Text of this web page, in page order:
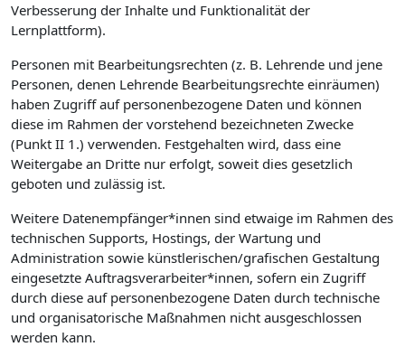
Verbesserung der Inhalte und Funktionalität der
Lernplattform).
Personen mit Bearbeitungsrechten (z. B. Lehrende und jene
Personen, denen Lehrende Bearbeitungsrechte einräumen)
haben Zugriff auf personenbezogene Daten und können
diese im Rahmen der vorstehend bezeichneten Zwecke
(Punkt II 1.) verwenden. Festgehalten wird, dass eine
Weitergabe an Dritte nur erfolgt, soweit dies gesetzlich
geboten und zulässig ist.
Weitere Datenempfänger*innen sind etwaige im Rahmen des
technischen Supports, Hostings, der Wartung und
Administration sowie künstlerischen/grafischen Gestaltung
eingesetzte Auftragsverarbeiter*innen, sofern ein Zugriff
durch diese auf personenbezogene Daten durch technische
und organisatorische Maßnahmen nicht ausgeschlossen
werden kann.